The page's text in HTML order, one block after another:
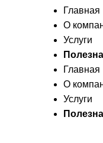
Главная
О
Услуги
Главная
О
Услуги